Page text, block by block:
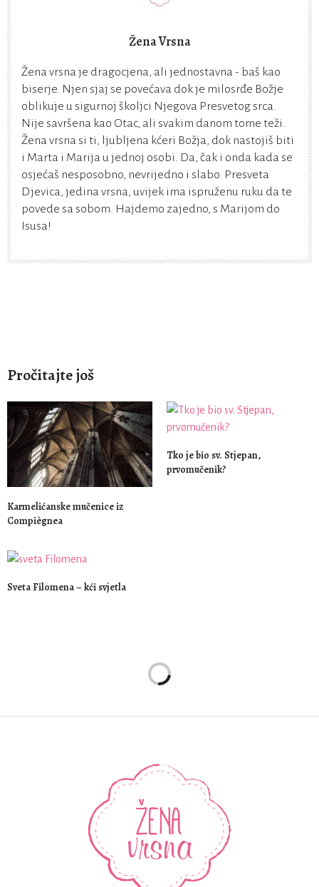
Žena Vrsna
Žena vrsna je dragocjena, ali jednostavna - baš kao
biserje. Njen sjaj se povećava dok je milosrđe Božje
oblikuje u sigurnoj školjci Njegova Presvetog srca.
Nije savršena kao Otac, ali svakim danom tome teži.
Žena vrsna si ti, ljubljena kćeri Božja, dok nastojiš biti
i Marta i Marija u jednoj osobi. Da, čak i onda kada se
osjećaš nesposobno, nevrijedno i slabo. Presveta
Djevica, jedina vrsna, uvijek ima ispruženu ruku da te
povede sa sobom. Hajdemo zajedno, s Marijom do
Isusa!
Pročitajte još
Karmelićanske mučenice iz
Compiègnea
Tko je bio sv. Stjepan,
prvomučenik?
Sveta Filomena – kći svjetla